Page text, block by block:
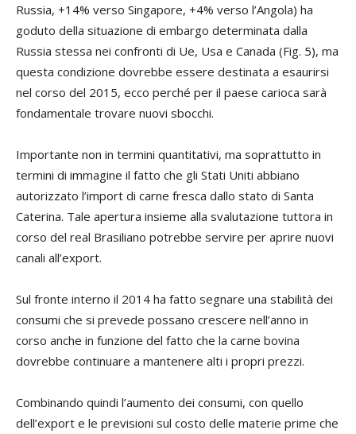
Russia, +14% verso Singapore, +4% verso l’Angola) ha
goduto della situazione di embargo determinata dalla
Russia stessa nei confronti di Ue, Usa e Canada (Fig. 5), ma
questa condizione dovrebbe essere destinata a esaurirsi
nel corso del 2015, ecco perché per il paese carioca sarà
fondamentale trovare nuovi sbocchi.
Importante non in termini quantitativi, ma soprattutto in
termini di immagine il fatto che gli Stati Uniti abbiano
autorizzato l’import di carne fresca dallo stato di Santa
Caterina. Tale apertura insieme alla svalutazione tuttora in
corso del real Brasiliano potrebbe servire per aprire nuovi
canali all’export.
Sul fronte interno il 2014 ha fatto segnare una stabilità dei
consumi che si prevede possano crescere nell’anno in
corso anche in funzione del fatto che la carne bovina
dovrebbe continuare a mantenere alti i propri prezzi.
Combinando quindi l’aumento dei consumi, con quello
dell’export e le previsioni sul costo delle materie prime che